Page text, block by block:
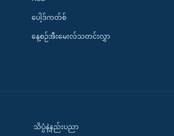
ပေါ့ဒ်ကတ်စ်
နေ့စဉ်အီးမေးလ်သတင်းလွှာ
သိပ္ပံနဲ့နည်းပညာ